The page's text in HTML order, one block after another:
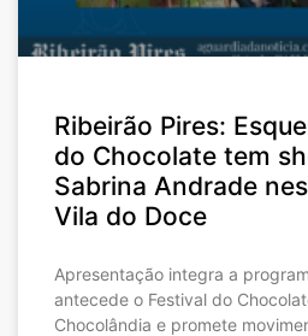
Ribeirão Pires:
do Chocolate tem
Sabrina Andrade
Vila do Doce
Apresentação integra a
antecede o Festival do
Chocolândia e promete